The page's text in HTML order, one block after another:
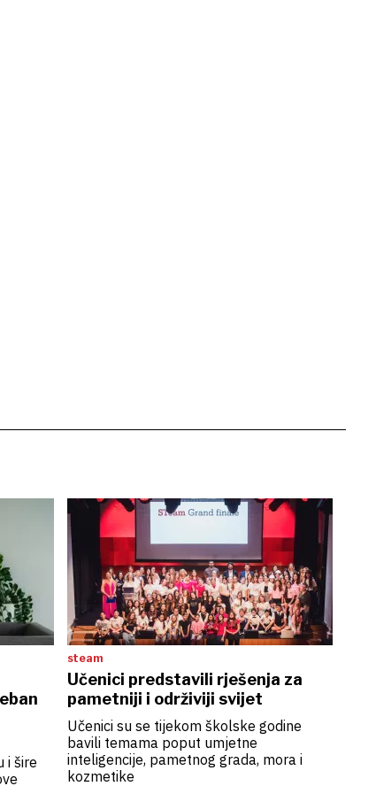
i šire
steam
Učenici predstavili rješenja za
pametniji i održiviji svijet
Učenici su se tijekom školske godine
bavili temama poput umjetne
inteligencije, pametnog grada, mora i
kozmetike